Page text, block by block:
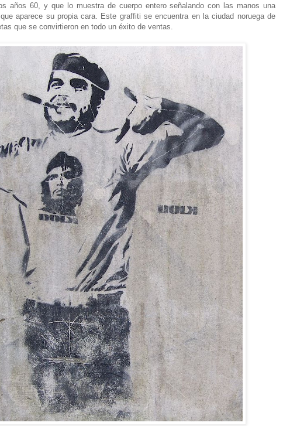
años 60, y que lo muestra de cuerpo entero señalando con las manos una
aparece su propia cara. Este graffiti se encuentra en la ciudad noruega de
que se convirtieron en todo un éxito de ventas.